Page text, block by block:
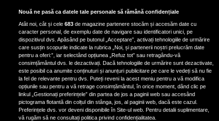
Bruce Dickinson, solistul trupei
Iron Maiden, şi-a arătat talentul
de scrimer la un concurs în Franţa
Nicki Minaj, acuzată de agresiune
de fostul manager: Detalii șocante
din proces
Nicki Minaj le-a lăudat pe...
Nouă ne pasă ca datele tale personale să rămână confidențiale
Atât noi, cât și cele683 de magazine partenere stocăm și accesăm date cu
caracter personal, de exemplu date de navigare sau identificatori unici, pe
dispozitivul dvs. Apăsând pe butonul „Acceptare”, activați tehnologiile de urmărire
care susțin scopurile indicate la rubrica „Noi, și partenerii noștri prelucrăm date
pentru a oferi:”, iar selectând opțiunea „Refuz tot” sau retragându-vă
consimțământul dvs. le dezactivați. Dacă tehnologiile de urmărire sunt dezactivate,
este posibil ca anumite conținuturi și anunțuri publicitare pe care le vedeți să nu fie
la fel de relevante pentru dvs. Puteți reveni la acest meniu pentru a vă modifica
opțiunile sau pentru a vă retrage consimțământul, în orice moment, dând clic pe
linkul „Gestionați preferințele” din partea de jos a paginii web sau accesând
pictograma flotantă din colțul din stânga, jos, al paginii web, dacă este cazul.
Preferințele dvs. vor deveni disponibile în Site-ul web. Pentru detalii suplimentare,
vă rugăm să ne consultați politica privind confidențialitatea.